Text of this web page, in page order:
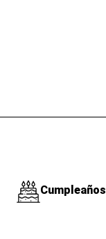
Cumpleaños